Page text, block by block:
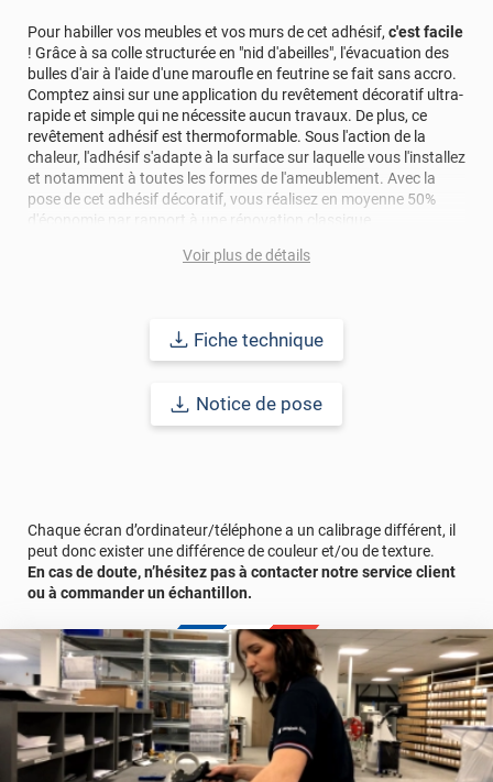
Pour habiller vos meubles et vos murs de cet adhésif, c'est facile
! Grâce à sa colle structurée en "nid d'abeilles", l'évacuation des
bulles d'air à l'aide d'une maroufle en feutrine se fait sans accro.
Comptez ainsi sur une application du revêtement décoratif ultra-
rapide et simple qui ne nécessite aucun travaux. De plus, ce
revêtement adhésif est thermoformable. Sous l'action de la
chaleur, l'adhésif s'adapte à la surface sur laquelle vous l'installez
et notamment à toutes les formes de l'ameublement. Avec la
pose de cet adhésif décoratif, vous réalisez en moyenne 50%
d'économie par rapport à une rénovation classique.
Pour donner une seconde jeunesse à vos murs ou meubles,
Grâce à son épaisseur, cet adhésif masque également les petites
imperfections. Classé A+ au test C.O.V et C-s2,d0 au feu, ce
: 10 ans en pose intérieur (anti craquèlement,
d'échantillons gratuite.
Vous allez commander 1 face de porte avec un surplus de 13 cm
comprenant le retour porte + le cadre.
Voir plus de détails
Fiche technique
Notice de pose
Chaque écran d’ordinateur/téléphone a un calibrage différent, il
peut donc exister une différence de couleur et/ou de texture.
En cas de doute, n’hésitez pas à contacter notre service client
ou à commander un échantillon.